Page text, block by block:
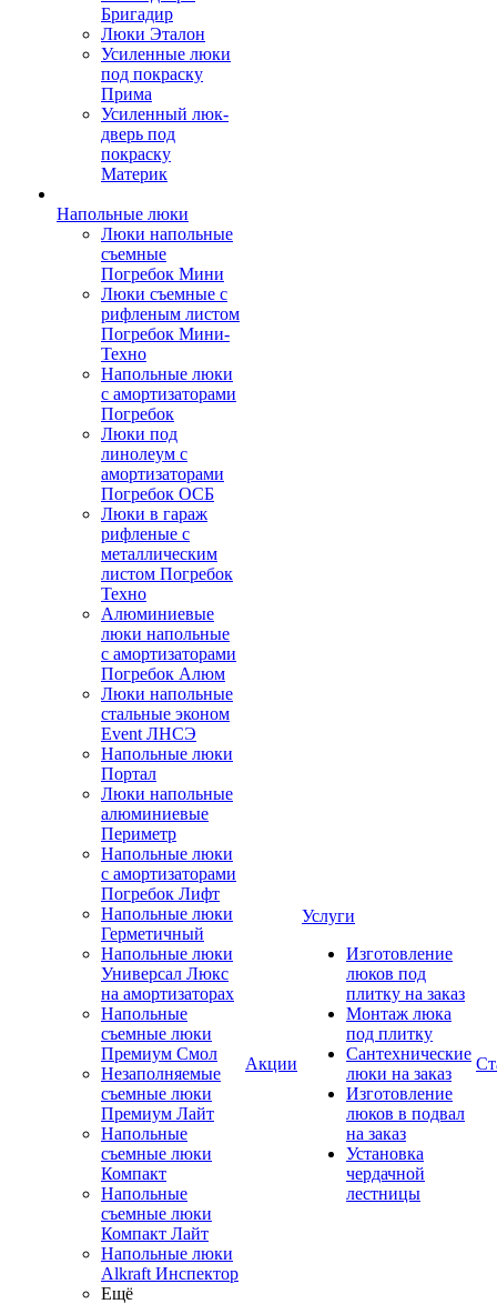
Бригадир
Люки Эталон
Усиленные люки
под покраску
Прима
Усиленный люк-
дверь под
покраску
Материк
Напольные люки
Люки напольные
съемные
Погребок Мини
Люки съемные с
рифленым листом
Погребок Мини-
Техно
Напольные люки
с амортизаторами
Погребок
Люки под
линолеум с
амортизаторами
Погребок ОСБ
Люки в гараж
рифленые с
металлическим
листом Погребок
Техно
Алюминиевые
люки напольные
с амортизаторами
Погребок Алюм
Люки напольные
стальные эконом
Event ЛНСЭ
Напольные люки
Портал
Люки напольные
алюминиевые
Периметр
Напольные люки
с амортизаторами
Погребок Лифт
Напольные люки
Герметичный
Напольные люки
Универсал Люкс
на амортизаторах
Напольные
съемные люки
Премиум Смол
Незаполняемые
съемные люки
Премиум Лайт
Напольные
съемные люки
Компакт
Напольные
съемные люки
Компакт Лайт
Напольные люки
Alkraft Инспектор
Ещё
Акции
Услуги
Изготовление
люков под
плитку на заказ
Монтаж люка
под плитку
Сантехнические
люки на заказ
Изготовление
люков в подвал
на заказ
Установка
чердачной
лестницы